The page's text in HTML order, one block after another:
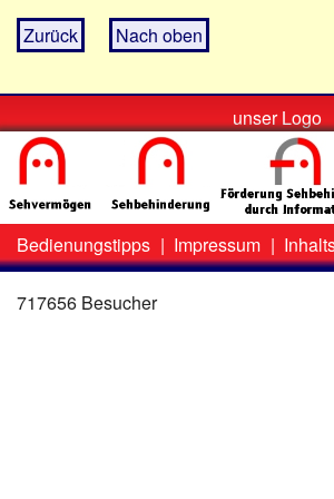
Zurück Nach oben
unser Logo
Zweit-
Menü
Bedienungstipps | Impressum |
717656 Besucher